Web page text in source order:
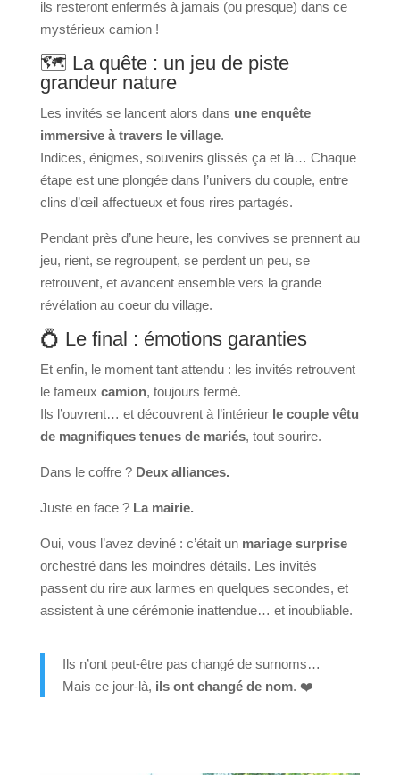
ils resteront enfermés à jamais (ou presque) dans ce
mystérieux camion !
🗺️ La quête : un jeu de piste
grandeur nature
Les invités se lancent alors dans une enquête
immersive à travers le village.
Indices, énigmes, souvenirs glissés ça et là… Chaque
étape est une plongée dans l’univers du couple, entre
clins d’œil affectueux et fous rires partagés.
Pendant près d’une heure, les convives se prennent au
jeu, rient, se regroupent, se perdent un peu, se
retrouvent, et avancent ensemble vers la grande
révélation au coeur du village.
💍 Le final : émotions garanties
Et enfin, le moment tant attendu : les invités retrouvent
le fameux camion, toujours fermé.
Ils l’ouvrent… et découvrent à l’intérieur le couple vêtu
de magnifiques tenues de mariés, tout sourire.
Dans le coffre ? Deux alliances.
Juste en face ? La mairie.
Oui, vous l’avez deviné : c’était un mariage surprise
orchestré dans les moindres détails. Les invités
passent du rire aux larmes en quelques secondes, et
assistent à une cérémonie inattendue… et inoubliable.
Ils n’ont peut-être pas changé de surnoms…
Mais ce jour-là, ils ont changé de nom. ❤️